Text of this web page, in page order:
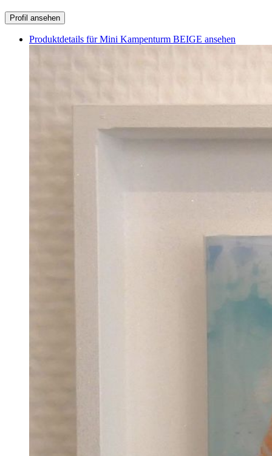
Profil ansehen
Produktdetails für Mini Kampenturm BEIGE ansehen